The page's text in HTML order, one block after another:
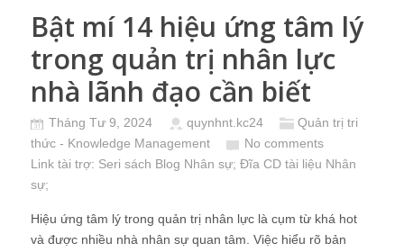
Bật mí 14 hiệu ứng tâm lý
trong quản trị nhân lực
nhà lãnh đạo cần biết
Tháng Tư 9, 2024 quynhnt.kc24
Quản trị tri
thức - Knowledge Management
No comments
Link tài trợ: Seri sách Blog Nhân sự; Đĩa CD tài liệu Nhân
sự;
Hiệu ứng tâm lý trong quản trị nhân lực là cụm từ khá hot
và được nhiều nhà nhân sự quan tâm. Việc hiểu rõ bản